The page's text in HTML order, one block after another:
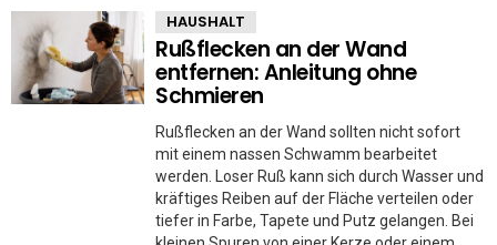
HAUSHALT
Rußflecken an der Wand
entfernen: Anleitung ohne
Schmieren
Rußflecken an der Wand sollten nicht sofort
mit einem nassen Schwamm bearbeitet
werden. Loser Ruß kann sich durch Wasser und
kräftiges Reiben auf der Fläche verteilen oder
tiefer in Farbe, Tapete und Putz gelangen. Bei